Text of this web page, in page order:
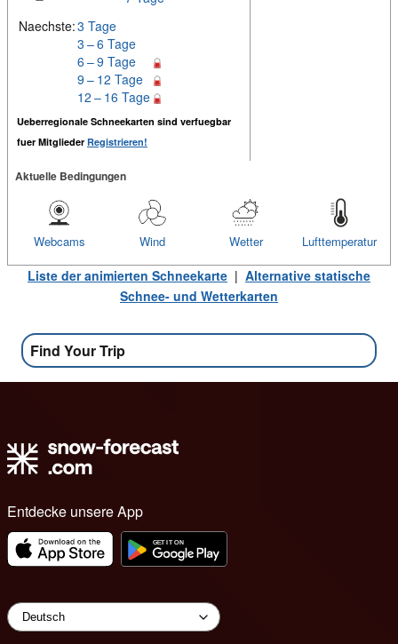
Naechste:3 Tage
3 – 6 Tage
6 – 9 Tage
9 – 12 Tage
12 – 16 Tage
Ueberregionale Schneekarten sind verfuegbar
fuer Mitglieder Registrieren!
Aktuelle Bedingungen
Lufttemperatur
Wetter
Wind
Webcams
Liste der animierten Schneekarte | Alternative statische
Schnee- und Wetterkarten
Find Your Trip
Entdecke unsere App